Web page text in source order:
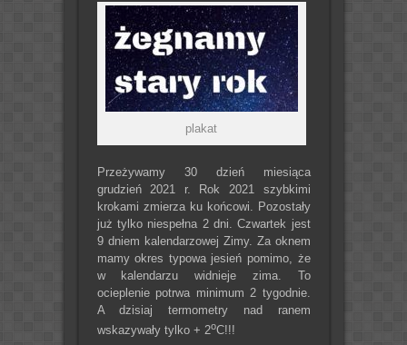
plakat
Przeżywamy 30 dzień miesiąca
grudzień 2021 r. Rok 2021 szybkimi
krokami zmierza ku końcowi. Pozostały
już tylko niespełna 2 dni. Czwartek jest
9 dniem kalendarzowej Zimy. Za oknem
mamy okres typowa jesień pomimo, że
w kalendarzu widnieje zima. To
ocieplenie potrwa minimum 2 tygodnie.
A dzisiaj termometry nad ranem
wskazywały tylko + 2oC!!!